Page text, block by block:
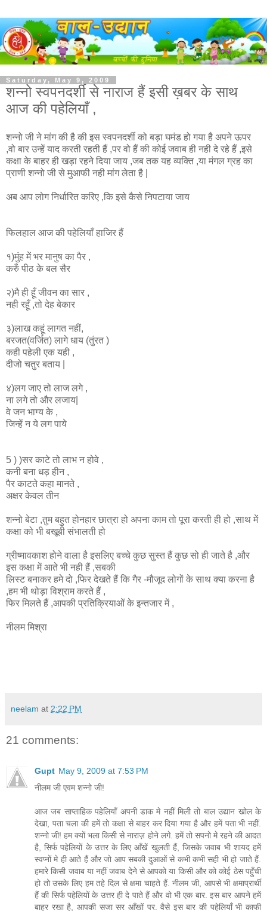
Saturday, May 9, 2009
शन्नो स्वपनदर्शी से नाराज हैं इसी ख़बर के साथ
आज की पहेलियाँ ,
शन्नो जी ने मांग की है की इस स्वपनदर्शी को बड़ा घमंड हो गया है अपने ऊपर
,वो बार उन्हें याद करती रहती हैं ,पर वो हैं की कोई जवाब ही नही दे रहे हैं ,इसे
कक्षा के बाहर ही खड़ा रहने दिया जाय ,जब तक यह व्यक्ति ,या मंगल ग्रह का
प्राणी शन्नो जी से मुआफी नही मांग लेता है |
अब आप लोग निर्धारित करिए ,कि इसे कैसे निपटाया जाय
फिलहाल आज की पहेलियाँ हाजिर हैं
१)मुंह में भर मानुष का पैर ,
करुँ पीठ के बल सैर
२)मै ही हूँ जीवन का सार ,
नही रहूँ ,तो देह बेकार
३)लाख कहूं लागत नहीं,
बरजत(वर्जित) लागे धाय (तुंरत )
कही पहेली एक यही ,
दीजो चतुर बताय |
४)लग जाए तो लाज लगे ,
ना लगे तो और लजाय|
वे जन भाग्य के ,
जिन्हें न ये लगपाये
5 ) )सर काटे तो लाभ न होवे ,
कनी बना धड़ हीन ,
पैर काटते कहा मानते ,
अक्षर केवल तीन
शन्नो बेटा ,तुम बहुत होनहार छात्रा हो अपना काम तो पूरा करती ही हो ,साथ में
कक्षा को भी बखूबी संभालती हो
ग्रीष्मावकाश होने वाला है इसलिए बच्चे कुछ सुस्त हैं कुछ सो ही जाते है ,और
इस कक्षा में आते भी नही हैं ,सबकी
लिस्ट बनाकर हमे दो ,फिर देखते हैं कि गैर -मौजूद लोगों के साथ क्या करना है
,हम भी थोड़ा विश्राम करते हैं ,
फिर मिलते हैं ,आपकी प्रतिक्रियाओं के इन्तजार में ,
नीलम मिश्रा
neelam at 2:22 PM
21 comments:
Gupt May 9, 2009 at 7:53 PM
नीलम जी एवम शन्नो जी!
आज जब साप्ताहिक पहेलियाँ अपनी डाक मे नहीं मिली तो बाल उद्यान खोल के
देखा, पता चला की हमें तो कक्षा से बाहर कर दिया गया है और हमें पता भी नहीं.
शन्नो जी! हम क्यों भला किसी से नाराज़ होने लगे. हमें तो सपनो मे रहने की आदत
है, सिर्फ पहेलियों के उत्तर के लिए आँखें खुलती हैं, जिसके जवाब भी शायद हमें
स्वप्नों मे ही आते हैं और जो आप सबकी दुआओं से कभी कभी सही भी हो जाते हैं.
हमारे किसी जवाब या नहीं जवाब देने से आपको या किसी और को कोई ठेस पहुँची
हो तो उसके लिए हम तहे दिल से क्षमा चाहते हैं. नीलम जी, आपसे भी क्षमाप्रार्थी
हैं की सिर्फ पहेलियों के उत्तर ही दे पाते हैं और वो भी एक बार. इस बार आपने हमें
बाहर रखा है, आपकी सजा सर आँखों पर. वैसे इस बार की पहेलियाँ भी काफी